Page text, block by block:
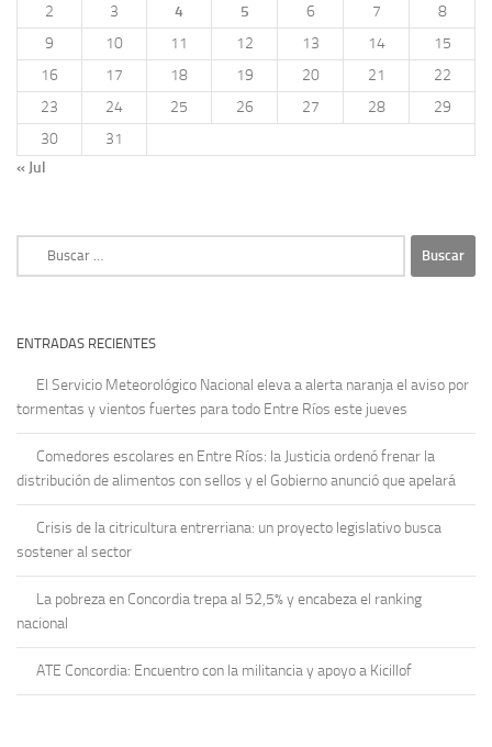
2
3 4 5 6 7
8
9
10 11 12 13 14
15
16
17 18 19 20 21
22
23
24 25 26 27 28
29
30
31
« Jul
ENTRADAS RECIENTES
El Servicio Meteorológico Nacional eleva a alerta naranja el aviso por
tormentas y vientos fuertes para todo Entre Ríos este jueves
Comedores escolares en Entre Ríos: la Justicia ordenó frenar la
distribución de alimentos con sellos y el Gobierno anunció que apelará
Crisis de la citricultura entrerriana: un proyecto legislativo busca
sostener al sector
La pobreza en Concordia trepa al 52,5% y encabeza el ranking
nacional
ATE Concordia: Encuentro con la militancia y apoyo a Kicillof